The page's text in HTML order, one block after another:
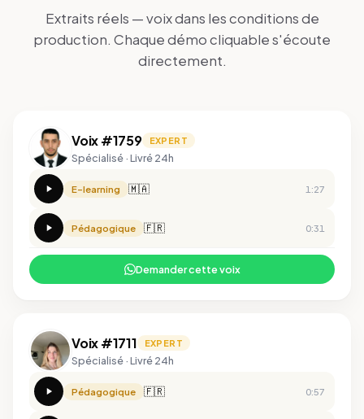
Extraits réels — voix dans les conditions de
production. Chaque démo cliquable s'écoute
directement.
Voix #1759 EXPERT
Spécialisé · Livré 24h
E-learning 🇲🇦 1:27
Pédagogique 🇫🇷 0:31
Demander cette voix
Voix #1711 EXPERT
Spécialisé · Livré 24h
Pédagogique 🇫🇷 0:57